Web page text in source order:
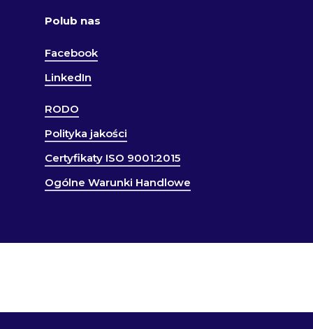
Polub nas
Facebook
LinkedIn
RODO
Polityka jakości
Certyfikaty ISO 9001:2015
Ogólne Warunki Handlowe